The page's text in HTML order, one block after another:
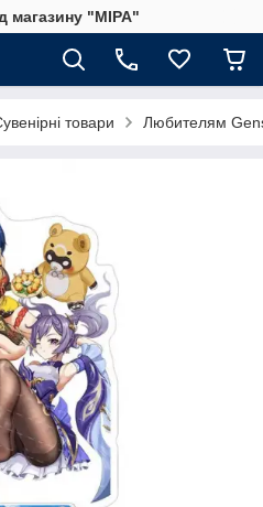
магазину "МІРА"
товари Любителям